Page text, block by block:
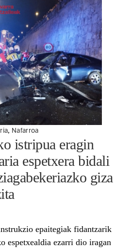
, Nafarroa
istripua eragin
espetxera bidali
giza
epaitegiak fidantzarik
espetxealdia ezarri dio iragan